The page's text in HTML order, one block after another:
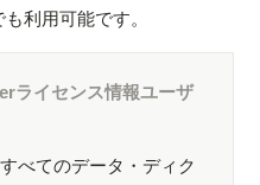
利用可能です。
ライセンス情報ユーザ
べてのデータ・ディク